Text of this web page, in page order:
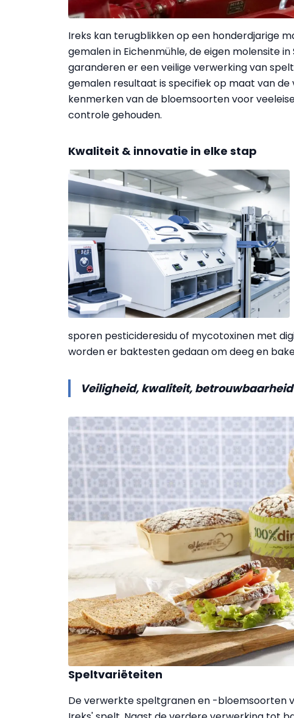
Ireks kan terugblikken op een honderdjarige
gemalen in Eichenmühle, de eigen molensite
garanderen er een veilige verwerking van
gemalen resultaat is specifiek op maat van
kenmerken van de bloemsoorten voor
controle gehouden.
Kwaliteit & innovatie in elke stap
sporen pesticideresidu of mycotoxinen met
worden er baktesten gedaan om deeg en
Veiligheid, kwaliteit,
Speltvariëteiten
De verwerkte speltgranen en -bloemsoorten